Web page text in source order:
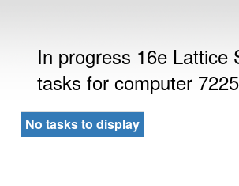
In progress 16e Lattice
tasks for computer
No tasks to display